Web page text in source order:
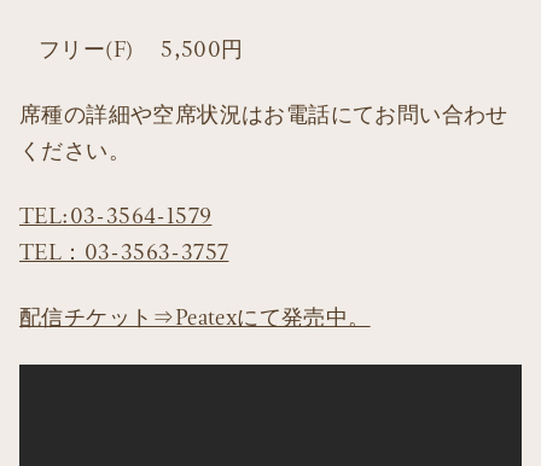
フリー(F) 5,500円
席種の詳細や空席状況はお電話にてお問い合わせ
ください。
TEL:03-3564-1579
TEL：03-3563-3757
配信チケット⇒Peatexにて発売中。